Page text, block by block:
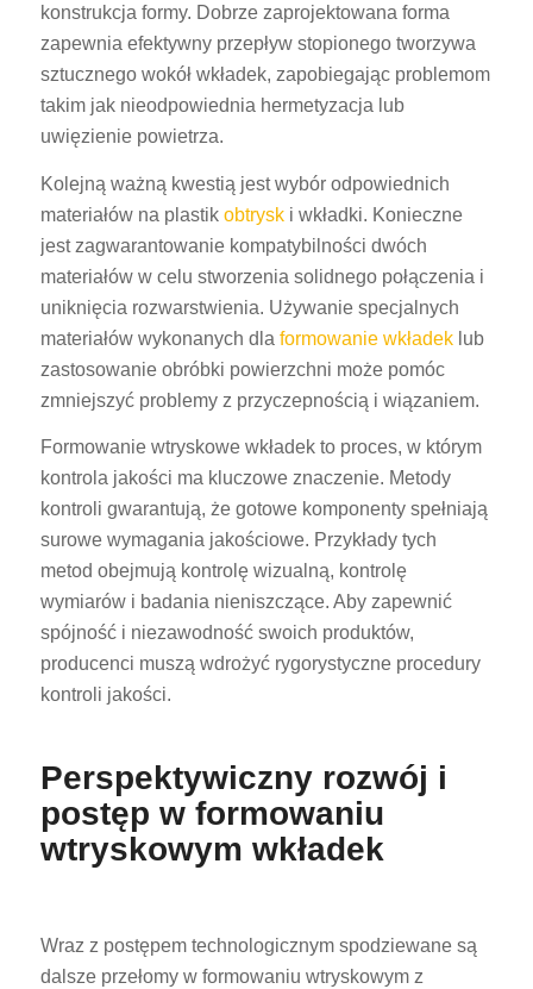
konstrukcja formy. Dobrze zaprojektowana forma
zapewnia efektywny przepływ stopionego tworzywa
sztucznego wokół wkładek, zapobiegając problemom
takim jak nieodpowiednia hermetyzacja lub
uwięzienie powietrza.
Kolejną ważną kwestią jest wybór odpowiednich
materiałów na plastik obtryski wkładki. Konieczne
jest zagwarantowanie kompatybilności dwóch
materiałów w celu stworzenia solidnego połączenia i
uniknięcia rozwarstwienia. Używanie specjalnych
materiałów wykonanych dla formowanie wkładeklub
zastosowanie obróbki powierzchni może pomóc
zmniejszyć problemy z przyczepnością i wiązaniem.
Formowanie wtryskowe wkładek to proces, w którym
kontrola jakości ma kluczowe znaczenie. Metody
kontroli gwarantują, że gotowe komponenty spełniają
surowe wymagania jakościowe. Przykłady tych
metod obejmują kontrolę wizualną, kontrolę
wymiarów i badania nieniszczące. Aby zapewnić
spójność i niezawodność swoich produktów,
producenci muszą wdrożyć rygorystyczne procedury
kontroli jakości.
Perspektywiczny rozwój i
postęp w formowaniu
wtryskowym wkładek
Wraz z postępem technologicznym spodziewane są
dalsze przełomy w formowaniu wtryskowym z